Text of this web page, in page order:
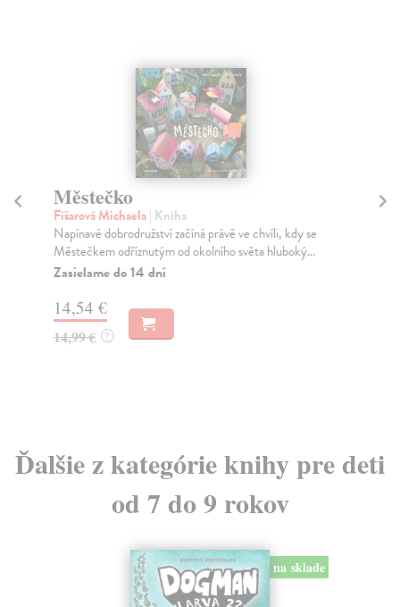
Městečko
Fišarová Michaela| Kniha
Napínavé dobrodružství začíná právě ve chvíli, kdy se
Městečkem odříznutým od okolního světa hluboký...
Zasielame do 14 dní
14,54 €
14,99 € ?
Ďalšie z kategórie knihy pre deti
od 7 do 9 rokov
na sklade